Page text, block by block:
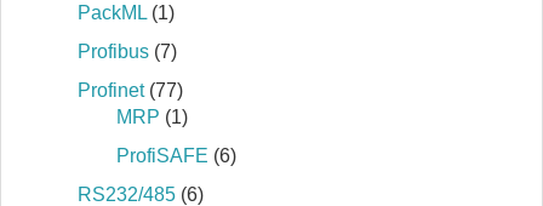
PackML (1)
Profibus (7)
Profinet(77)
MRP (1)
ProfiSAFE (6)
RS232/485 (6)